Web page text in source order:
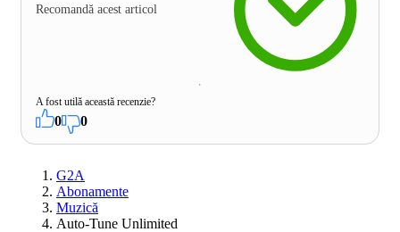
Recomandă acest articol
A fost utilă această recenzie?
0 0
G2A
Abonamente
Muzică
Auto-Tune Unlimited